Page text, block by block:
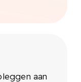
actueel
wetgeving
aan